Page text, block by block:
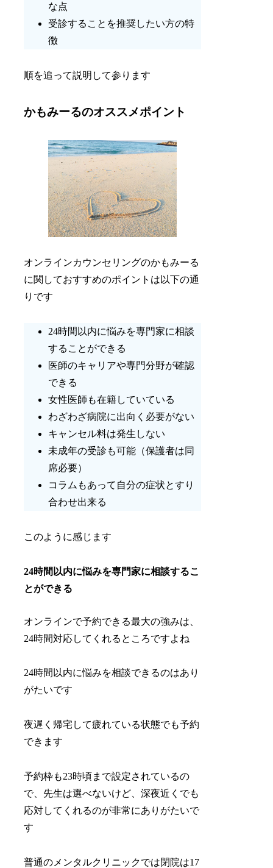
な点
受診することを推奨したい方の特
徴
順を追って説明して参ります
かもみーるのオススメポイント
オンラインカウンセリングのかもみーる
に関しておすすめのポイントは以下の通
りです
24時間以内に悩みを専門家に相談
することができる
医師のキャリアや専門分野が確認
できる
女性医師も在籍していている
わざわざ病院に出向く必要がない
キャンセル料は発生しない
未成年の受診も可能（保護者は同
席必要）
コラムもあって自分の症状とすり
合わせ出来る
このように感じます
24時間以内に悩みを専門家に相談するこ
とができる
オンラインで予約できる最大の強みは、
24時間対応してくれるところですよね
24時間以内に悩みを相談できるのはあり
がたいです
夜遅く帰宅して疲れている状態でも予約
できます
予約枠も23時頃まで設定されているの
で、先生は選べないけど、深夜近くでも
応対してくれるのが非常にありがたいで
す
普通のメンタルクリニックでは閉院は17